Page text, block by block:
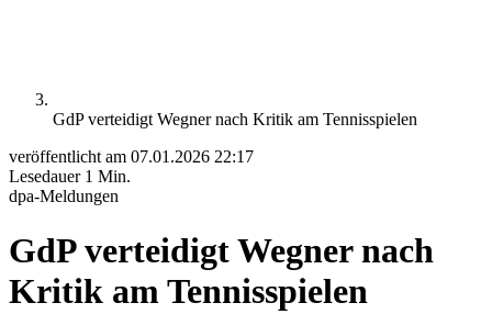
GdP verteidigt Wegner nach Kritik am Tennisspielen
veröffentlicht am 07.01.2026 22:17
Lesedauer 1 Min.
dpa-Meldungen
GdP verteidigt Wegner nach
Kritik am Tennisspielen